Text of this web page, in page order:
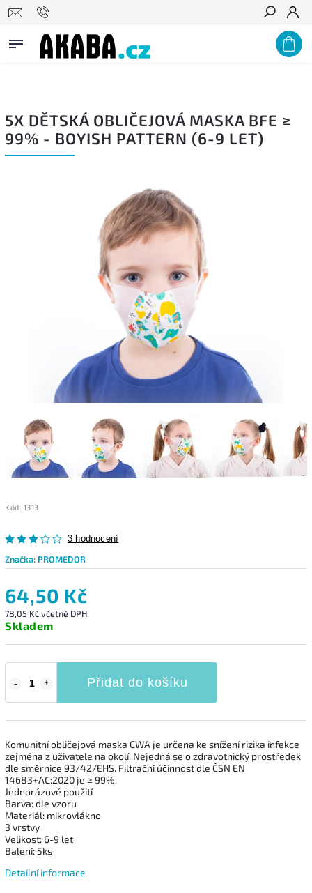
PODNIKŮM A ZDRAVOTNICKÝM ZAŘÍZENÍM NABÍZÍME VÝRAZNÉ
VELKOOBCHODNÍ SLEVY, POPTEJTE U NÁS! Hledat
5X DĚTSKÁ OBLIČEJOVÁ MASKA BFE ≥
99% - BOYISH PATTERN (6-9 LET)
Kód: 1313
3 hodnocení
Značka: PROMEDOR
64,50 Kč
78,05 Kč včetně DPH
Skladem
Přidat do košíku
Komunitní obličejová maska CWA je určena ke snížení rizika infekce
zejména z uživatele na okolí. Nejedná se o zdravotnický prostředek
dle směrnice 93/42/EHS. Filtrační účinnost dle ČSN EN
14683+AC:2020 je ≥ 99%.
Jednorázové použití
Barva: dle vzoru
Materiál: mikrovlákno
3 vrstvy
Velikost: 6-9 let
Balení: 5ks
Detailní informace